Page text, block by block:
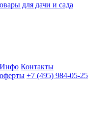
для дачи и сада
Инфо Контакты
+7 (495) 984-05-25